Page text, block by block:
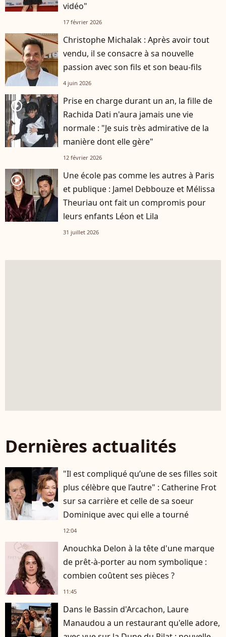
vidéo"
17 février 2026
Christophe Michalak : Après avoir tout
vendu, il se consacre à sa nouvelle
passion avec son fils et son beau-fils
4 juin 2026
player2
Prise en charge durant un an, la fille de
Rachida Dati n'aura jamais une vie
normale : "Je suis très admirative de la
manière dont elle gère"
12 février 2026
player2
Une école pas comme les autres à Paris
et publique : Jamel Debbouze et Mélissa
Theuriau ont fait un compromis pour
leurs enfants Léon et Lila
31 juillet 2026
Dernières actualités
"Il est compliqué qu’une de ses filles soit
plus célèbre que l’autre" : Catherine Frot
sur sa carrière et celle de sa soeur
Dominique avec qui elle a tourné
12:04
Anouchka Delon à la tête d'une marque
de prêt-à-porter au nom symbolique :
combien coûtent ses pièces ?
11:45
Dans le Bassin d'Arcachon, Laure
Manaudou a un restaurant qu'elle adore,